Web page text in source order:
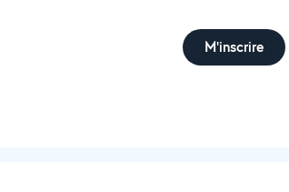
M'inscrire